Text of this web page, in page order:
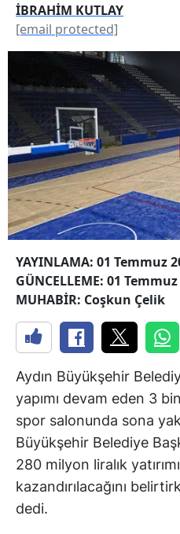
İBRAHİM KUTLAY
[email protected]
YAYINLAMA: 01 Temmuz
GÜNCELLEME: 01
MUHABİR: Coşkun Çelik
Aydın Büyükşehir
yapımı devam eden 3
spor salonunda sona
Büyükşehir Belediye
280 milyon liralık
kazandırılacağını
dedi.